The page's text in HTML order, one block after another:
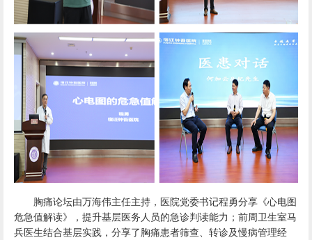
胸痛论坛由万海伟主任主持，医院党委书记程勇分享《心电图
危急值解读》，提升基层医务人员的急诊判读能力；前周卫生室马
兵医生结合基层实践，分享了胸痛患者筛查、转诊及慢病管理经